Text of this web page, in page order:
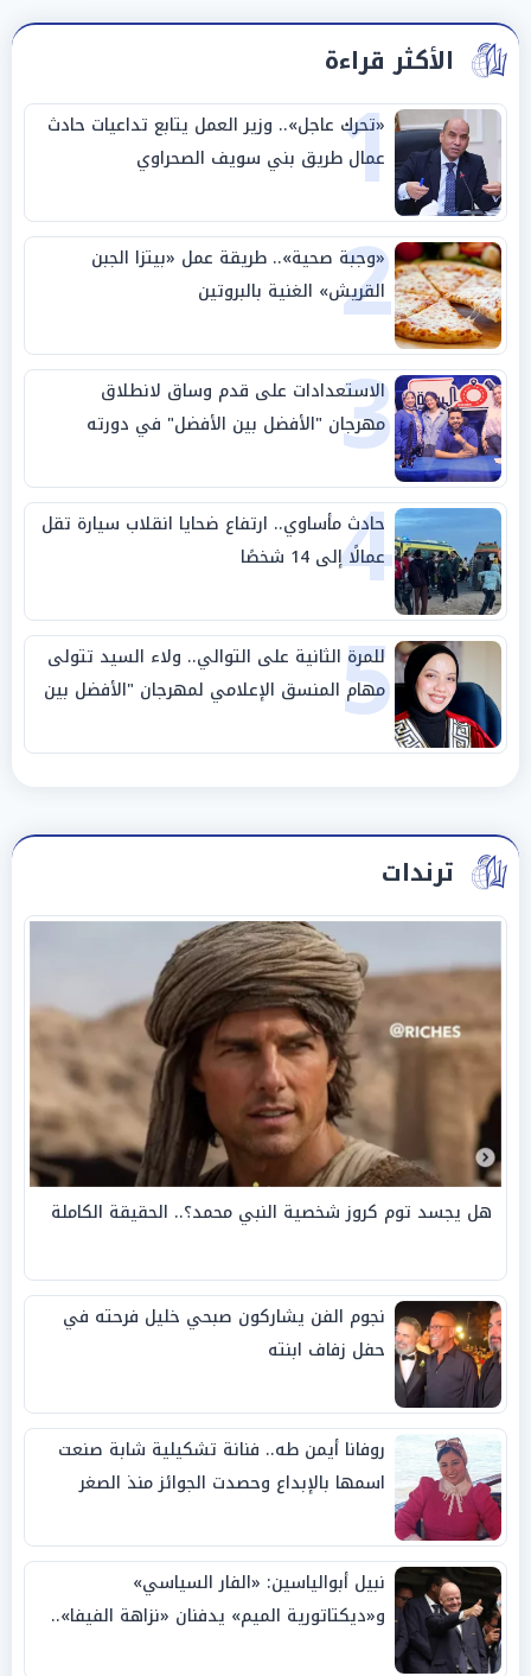
الأكثر قراءة
1
«تحرك عاجل».. وزير العمل يتابع تداعيات حادث
عمال طريق بني سويف الصحراوي
2
«وجبة صحية».. طريقة عمل «بيتزا الجبن
القريش» الغنية بالبروتين
3
الاستعدادات على قدم وساق لانطلاق
مهرجان "الأفضل بين الأفضل" في دورته
الخامسة
4
حادث مأساوي.. ارتفاع ضحايا انقلاب سيارة تقل
عمالًا إلى 14 شخصًا
5
للمرة الثانية على التوالي.. ولاء السيد تتولى
مهام المنسق الإعلامي لمهرجان "الأفضل بين
الأفضل" في دورته الخامسة
ترندات
هل يجسد توم كروز شخصية النبي محمد؟.. الحقيقة الكاملة
نجوم الفن يشاركون صبحي خليل فرحته في
حفل زفاف ابنته
روفانا أيمن طه.. فنانة تشكيلية شابة صنعت
اسمها بالإبداع وحصدت الجوائز منذ الصغر
نبيل أبوالياسين: «الفار السياسي»
و«ديكتاتورية الميم» يدفنان «نزاهة الفيفا»..